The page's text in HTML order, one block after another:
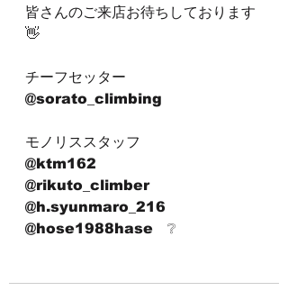
皆さんのご来店お待ちしております
👋
チーフセッター
@sorato_climbing
モノリススタッフ
@ktm162
@rikuto_climber
@h.syunmaro_216
@hose1988hase　❔